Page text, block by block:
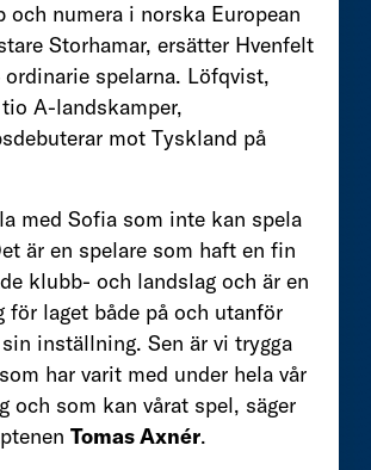
och numera i norska European
Storhamar, ersätter Hvenfelt
ordinarie spelarna. Löfqvist,
A-landskamper,
mot Tyskland på
med Sofia som inte kan spela
är en spelare som haft en fin
klubb- och landslag och är en
för laget både på och utanför
inställning. Sen är vi trygga
har varit med under hela vår
och som kan vårat spel, säger
Tomas Axnér.